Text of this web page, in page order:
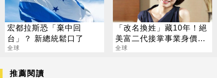
宏都拉斯恐「棄中回
台」？ 新總統鬆口了
全球
「改名換姓」藏10年！絕
美富二代接掌事業身價飆
4百億
全球
推薦閱讀